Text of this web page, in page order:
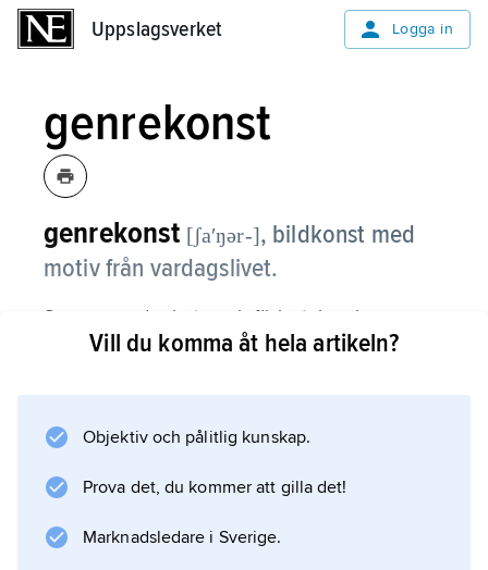
Uppslagsverket Logga in
genrekonst
genrekonst [ʃaʹŋər-], bildkonst med
motiv från vardagslivet.
Scener med arbete och förlustelser i
egyptiska och etruskiska gravar kan kallas
genrekonst. I medeltidens katedraler, särskilt
regelbundet som skulptur bl.a. på kapitäl och i
s.k. månadsbilder på portalernas sidor.
Senmedeltidens illustrerade tideböcker
Vill du komma åt hela artikeln?
Objektiv och pålitlig kunskap.
Prova det, du kommer att gilla det!
Marknadsledare i Sverige.